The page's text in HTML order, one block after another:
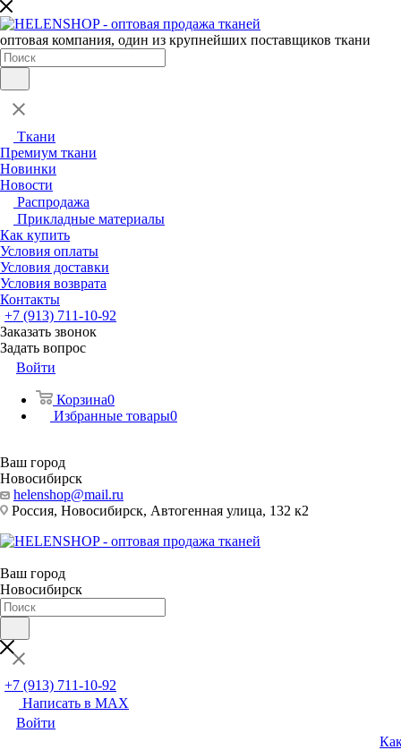
оптовая компания, один из крупнейших поставщиков ткани
Ткани
Премиум ткани
Новинки
Новости
Распродажа
Прикладные материалы
Как купить
Условия оплаты
Условия доставки
Условия возврата
Контакты
+7 (913) 711-10-92
Заказать звонок
Задать вопрос
Войти
Корзина0
Избранные товары0
Ваш город
Новосибирск
helenshop@mail.ru
Россия, Новосибирск, Автогенная улица, 132 к2
Ваш город
Новосибирск
+7 (913) 711-10-92
Написать в MAX
Войти